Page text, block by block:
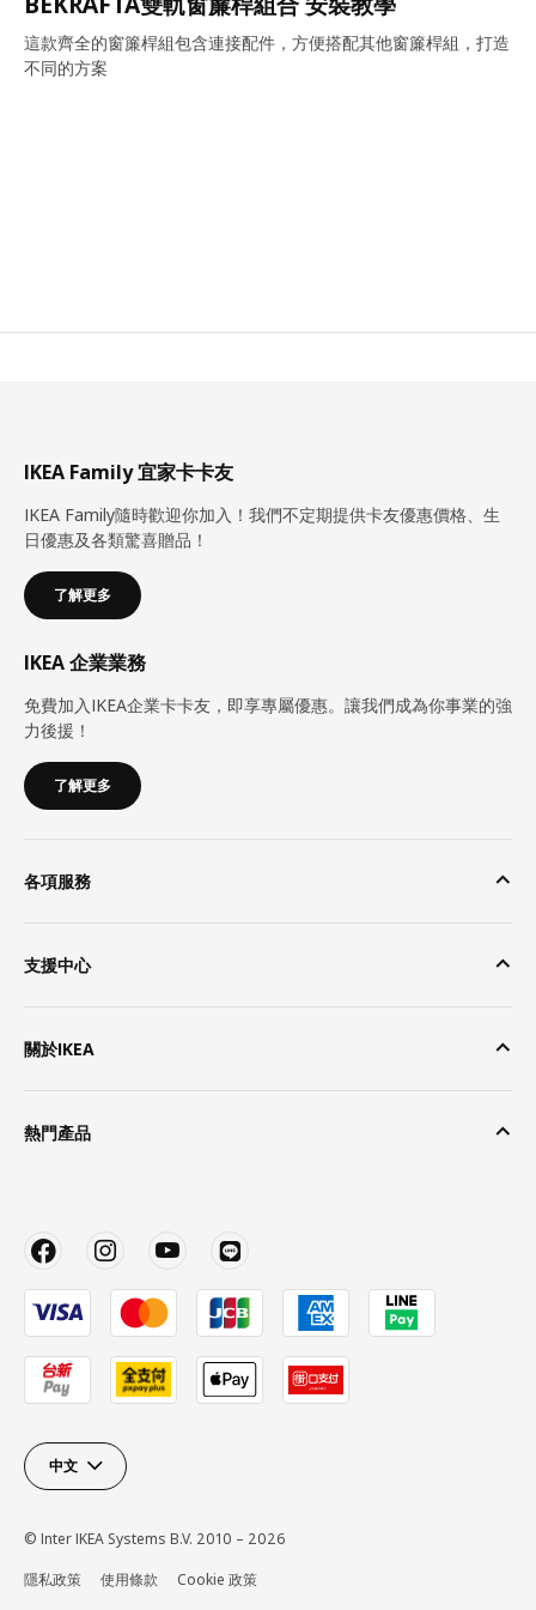
這款齊全的窗簾桿組包含連接配件，方便搭配其他窗簾桿組，打造
不同的方案
IKEA Family 宜家卡卡友
IKEA Family隨時歡迎你加入！我們不定期提供卡友優惠價格、生
日優惠及各類驚喜贈品！
了解更多
IKEA 企業業務
免費加入IKEA企業卡卡友，即享專屬優惠。讓我們成為你事業的強
力後援！
了解更多
各項服務
支援中心
關於IKEA
熱門產品
中文
© Inter IKEA Systems B.V. 2010 – 2026
隱私政策
使用條款 Cookie 政策